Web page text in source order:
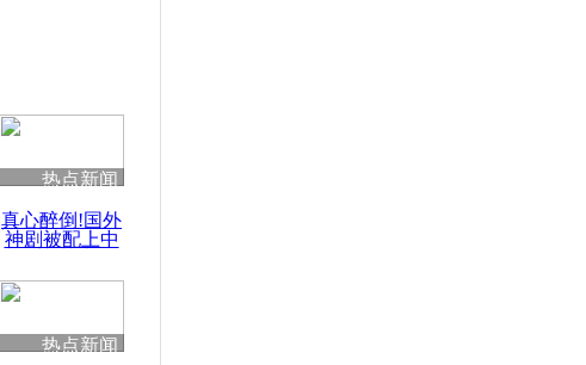
热点新闻
真心醉倒!国外
神剧被配上中
热点新闻